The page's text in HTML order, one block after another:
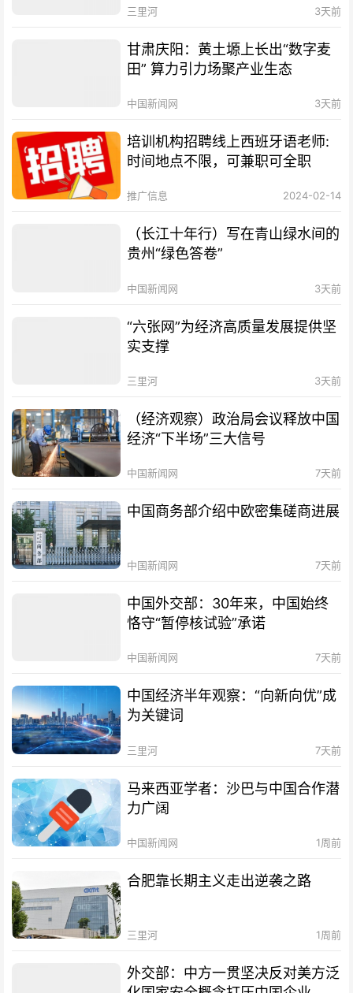
三里河 3天前
甘肃庆阳：黄土塬上长出“数字麦
田” 算力引力场聚产业生态
中国新闻网 3天前
培训机构招聘线上西班牙语老师:
时间地点不限，可兼职可全职
推广信息 2024-02-14
（长江十年行）写在青山绿水间的
贵州“绿色答卷”
中国新闻网 3天前
“六张网”为经济高质量发展提供坚
实支撑
三里河 3天前
（经济观察）政治局会议释放中国
经济“下半场”三大信号
中国新闻网 7天前
中国商务部介绍中欧密集磋商进展
中国新闻网 7天前
中国外交部：30年来，中国始终
恪守“暂停核试验”承诺
中国新闻网 7天前
中国经济半年观察：“向新向优”成
为关键词
三里河 7天前
马来西亚学者：沙巴与中国合作潜
力广阔
中国新闻网 1周前
合肥靠长期主义走出逆袭之路
三里河 1周前
外交部：中方一贯坚决反对美方泛